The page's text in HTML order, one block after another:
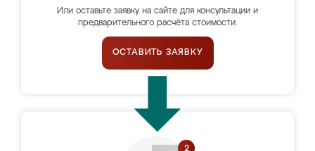
Или оставьте заявку на сайте для консультации и
предварительного расчёта стоимости.
ОСТАВИТЬ ЗАЯВКУ